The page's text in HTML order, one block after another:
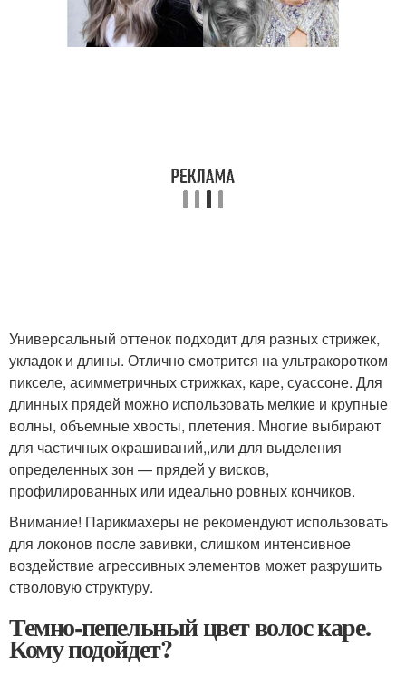
Универсальный оттенок подходит для разных стрижек,
укладок и длины. Отлично смотрится на ультракоротком
пикселе, асимметричных стрижках, каре, суассоне. Для
длинных прядей можно использовать мелкие и крупные
волны, объемные хвосты, плетения. Многие выбирают
для частичных окрашиваний,,или для выделения
определенных зон — прядей у висков,
профилированных или идеально ровных кончиков.
Внимание! Парикмахеры не рекомендуют использовать
для локонов после завивки, слишком интенсивное
воздействие агрессивных элементов может разрушить
стволовую структуру.
Темно-пепельный цвет волос каре.
Кому подойдет?